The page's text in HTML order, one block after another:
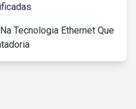
Tecnologia Ethernet Que